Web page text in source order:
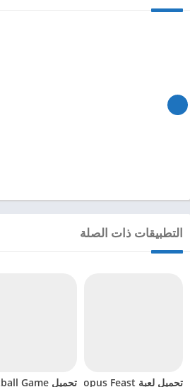
التطبيقات ذات الصلة
تحميل لعبة Octopus Feast مهكرة للاندرويد 2024 تحميل Soccer Hero PvP Football Game مهكرة للاندرويد 2024